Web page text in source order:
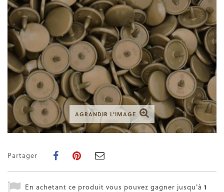
AGRANDIR L'IMAGE
Partager
En achetant ce produit vous pouvez gagner jusqu'à 1